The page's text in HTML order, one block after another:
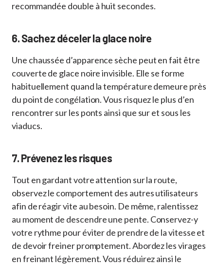
recommandée double à huit secondes.
6. Sachez déceler la glace noire
Une chaussée d’apparence sèche peut en fait être
couverte de glace noire invisible. Elle se forme
habituellement quand la température demeure près
du point de congélation. Vous risquez le plus d’en
rencontrer sur les ponts ainsi que sur et sous les
viaducs.
7. Prévenez les risques
Tout en gardant votre attention sur la route,
observez le comportement des autres utilisateurs
afin de réagir vite au besoin. De même, ralentissez
au moment de descendre une pente. Conservez-y
votre rythme pour éviter de prendre de la vitesse et
de devoir freiner promptement. Abordez les virages
en freinant légèrement. Vous réduirez ainsi le